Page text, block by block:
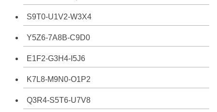
S9T0-U1V2-W3X4
Y5Z6-7A8B-C9D0
E1F2-G3H4-I5J6
K7L8-M9N0-O1P2
Q3R4-S5T6-U7V8